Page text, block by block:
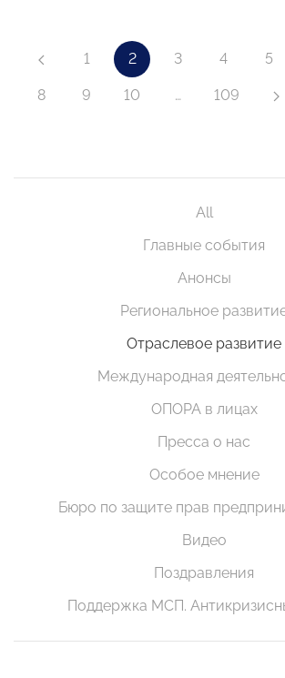
1 2 3 4 5
8 9 10 … 109
All
Главные события
Анонсы
Региональное
Отраслевое развитие
Международная
ОПОРА в лицах
Пресса о нас
Особое мнение
Бюро по защите прав
Видео
Поздравления
Поддержка МСП.